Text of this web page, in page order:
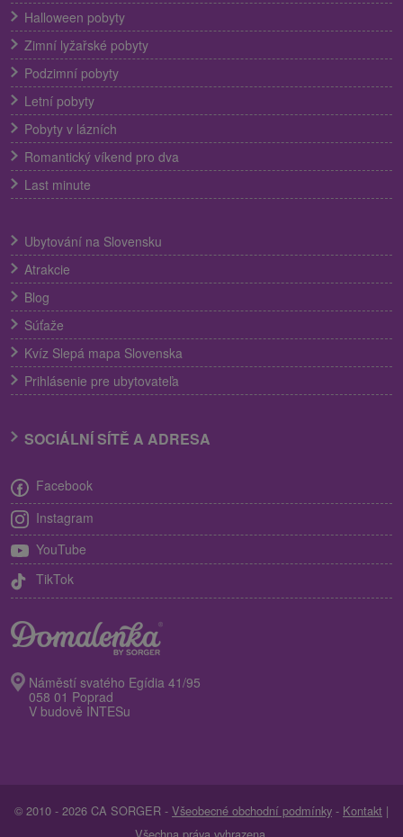
Halloween pobyty
Zimní lyžařské pobyty
Podzimní pobyty
Letní pobyty
Pobyty v lázních
Romantický víkend pro dva
Last minute
Ubytování na Slovensku
Atrakcie
Blog
Súťaže
Kvíz Slepá mapa Slovenska
Prihlásenie pre ubytovateľa
SOCIÁLNÍ SÍTĚ A ADRESA
Facebook
Instagram
YouTube
TikTok
Náměstí svatého Egídia 41/95
058 01 Poprad
V budově INTESu
© 2010 - 2026 CA SORGER - Všeobecné obchodní podmínky - Kontakt |